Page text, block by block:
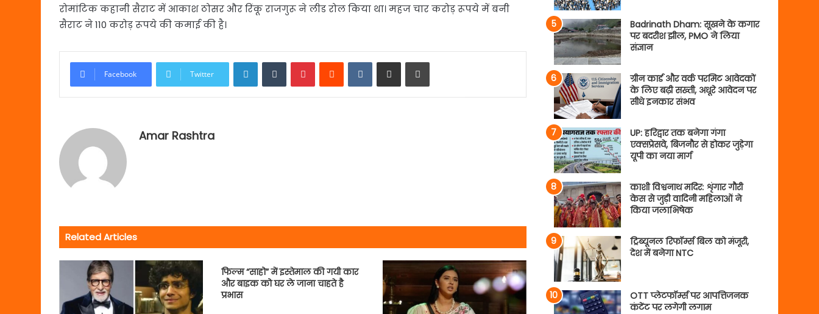
रोमांटिक कहानी सैराट में आकाश ठोसर और रिंकू राजगुरू ने लीड रोल किया था। महज चार करोड़ रूपये में बनी
सैराट ने 110 करोड़ रूपये की कमाई की है।
Facebook Twitter
LinkedInTumblrPinterestReddit VKontakte
Share via Email Print
Amar Rashtra
Related Articles
फिल्म “साहो” में इस्तेमाल की गयी कार
और बाइक को घर ले जाना चाहते है
प्रभास
Badrinath Dham: सूखने के कगार
पर बदरीश झील, PMO ने लिया
संज्ञान
ग्रीन कार्ड और वर्क परमिट आवेदकों
के लिए बढ़ी सख्ती, अधूरे आवेदन पर
सीधे इनकार संभव
UP: हरिद्वार तक बनेगा गंगा
एक्सप्रेसवे, बिजनौर से होकर जुड़ेगा
यूपी का नया मार्ग
काशी विश्वनाथ मदिर: शृंगार गौरी
केस से जुड़ी वादिनी महिलाओं ने
किया जलाभिषेक
ट्रिब्यूनल रिफॉर्म्स बिल को मंजूरी,
देश में बनेगा NTC
OTT प्लेटफॉर्म्स पर आपत्तिजनक
कंटेंट पर लगेगी लगाम